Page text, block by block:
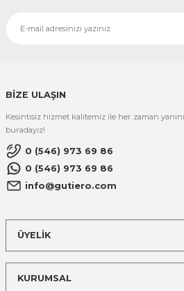
BİZE ULAŞIN
Kesintisiz hizmet kalitemiz ile her zaman
buradayız!
0 (546) 973 69 86
0 (546) 973 69 86
info@gutiero.com
ÜYELİK
KURUMSAL